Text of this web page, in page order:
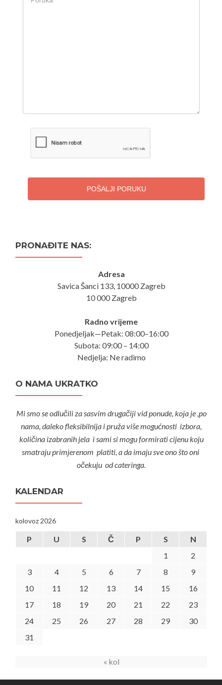
POŠALJI PORUKU
PRONAĐITE NAS:
Adresa
Savica Šanci 133, 10000 Zagreb
10 000 Zagreb
Radno vrijeme
Ponedjeljak—Petak: 08:00–16:00
Subota: 09:00 – 14:00
Nedjelja: Ne radimo
O NAMA UKRATKO
Mi smo se odlučili za sasvim drugačiji vid ponude, koja je ,po
nama, daleko fleksibilnija i pruža više mogućnosti izbora,
količina izabranih jela i sami si mogu formirati cijenu koju
smatraju primjerenom platiti, a da imaju sve ono što oni
očekuju od cateringa.
KALENDAR
kolovoz 2026
P U S Č P S
N
1
2
3
4 5 6 7 8
9
10
11 12 13 14 15
16
17
18 19 20 21 22
23
24
25 26 27 28 29
30
31
« kol